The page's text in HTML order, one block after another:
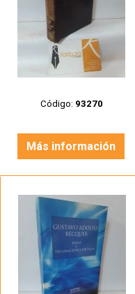
Código: 93270
Más información